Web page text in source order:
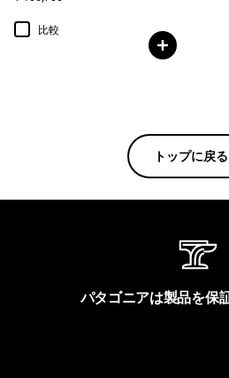
比較
トップに戻る
パタゴニアは製品を保